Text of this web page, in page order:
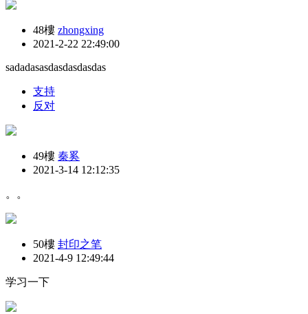
48樓 zhongxing
2021-2-22 22:49:00
sadadasasdasdasdasdas
支持
反对
49樓 秦奚
2021-3-14 12:12:35
。。
50樓 封印之笔
2021-4-9 12:49:44
学习一下